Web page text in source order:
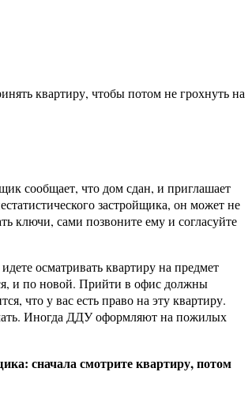
квартиру, чтобы потом не грохнуть на
сообщает, что дом сдан, и приглашает
застройщика, он может не
ключи, сами позвоните ему и согласуйте
осматривать квартиру на предмет
и по новой. Прийти в офис должны
что у вас есть право на эту квартиру.
Иногда ДДУ оформляют на пожилых
сначала смотрите квартиру, потом